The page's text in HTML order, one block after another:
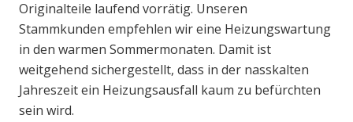
Originalteile laufend vorrätig. Unseren
Stammkunden empfehlen wir eine Heizungswartung
in den warmen Sommermonaten. Damit ist
weitgehend sichergestellt, dass in der nasskalten
Jahreszeit ein Heizungsausfall kaum zu befürchten
sein wird.